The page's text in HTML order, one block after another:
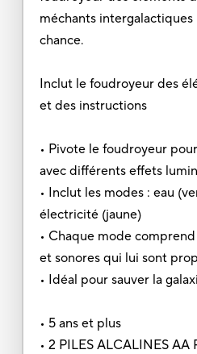
méchants intergalactiques
chance.
Inclut le foudroyeur des
et des instructions
• Pivote le foudroyeur
avec différents effets
• Inclut les modes : eau
électricité (jaune)
• Chaque mode
et sonores qui lui sont
• Idéal pour sauver la
• 5 ans et plus
• 2 PILES ALCALINES AA